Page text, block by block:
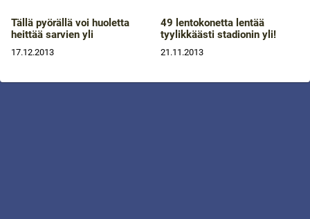
Tällä pyörällä voi huoletta
heittää sarvien yli
17.12.2013
49 lentokonetta lentää
tyylikkäästi stadionin yli!
21.11.2013